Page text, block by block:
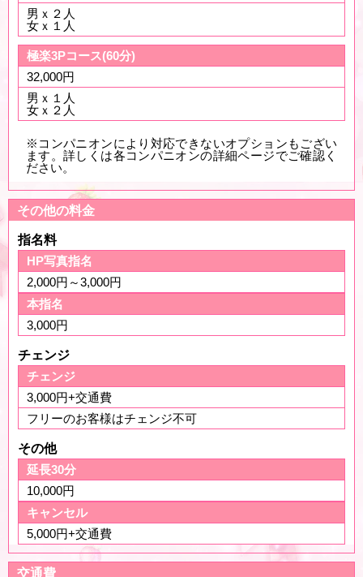
男ｘ２人
女ｘ１人
極楽3Pコース(60分)
32,000円
男ｘ１人
女ｘ２人
※コンパニオンにより対応できないオプションもござい
ます。詳しくは各コンパニオンの詳細ページでご確認く
ださい。
その他の料金
指名料
HP写真指名
2,000円～3,000円
本指名
3,000円
チェンジ
チェンジ
3,000円+交通費
フリーのお客様はチェンジ不可
その他
延長30分
10,000円
キャンセル
5,000円+交通費
交通費